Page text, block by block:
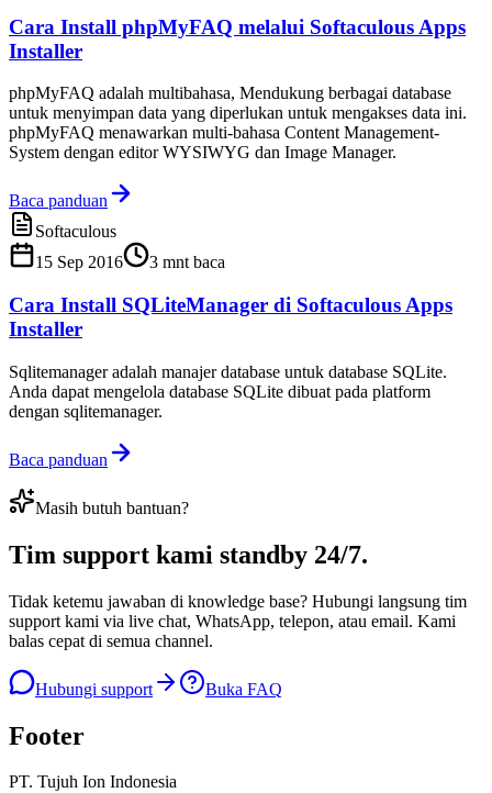
Cara Install phpMyFAQ melalui Softaculous Apps
Installer
phpMyFAQ adalah multibahasa, Mendukung berbagai database
untuk menyimpan data yang diperlukan untuk mengakses data ini.
phpMyFAQ menawarkan multi-bahasa Content Management-
System dengan editor WYSIWYG dan Image Manager.
Baca panduan
Softaculous
15 Sep 2016
3 mnt baca
Cara Install SQLiteManager di Softaculous Apps
Installer
Sqlitemanager adalah manajer database untuk database SQLite.
Anda dapat mengelola database SQLite dibuat pada platform
dengan sqlitemanager.
Baca panduan
Masih butuh bantuan?
Tim support kami standby 24/7.
Tidak ketemu jawaban di knowledge base? Hubungi langsung tim
support kami via live chat, WhatsApp, telepon, atau email. Kami
balas cepat di semua channel.
Hubungi support Buka FAQ
Footer
PT. Tujuh Ion Indonesia